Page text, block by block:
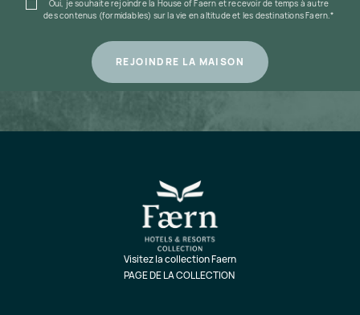
Oui, je souhaite rejoindre la House of Faern et recevoir de temps à autre
des contenus (formidables) sur la vie en altitude et les destinations Faern.*
Visitez la collection Faern
PAGE DE LA COLLECTION